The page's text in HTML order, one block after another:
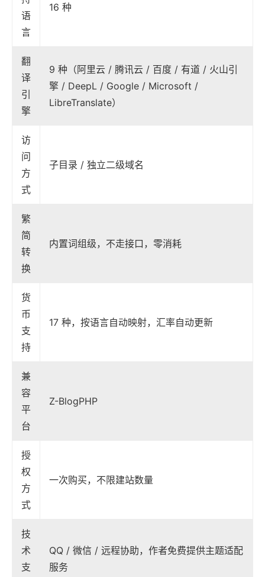
语
言
16 种
翻
译
引
擎
9 种（阿里云 / 腾讯云 / 百度 / 有道 / 火山引
擎 / DeepL / Google / Microsoft /
LibreTranslate）
访
问
方
式
子目录 / 独立二级域名
繁
简
转
换
内置词组级，不走接口，零消耗
货
币
支
持
17 种，按语言自动映射，汇率自动更新
兼
容
平
台
Z-BlogPHP
授
权
方
式
一次购买，不限建站数量
技
术
支
QQ / 微信 / 远程协助，作者免费提供主题适配
服务